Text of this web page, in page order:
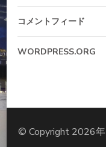
コメントフィード
WORDPRESS.ORG
© Copyright 2026年